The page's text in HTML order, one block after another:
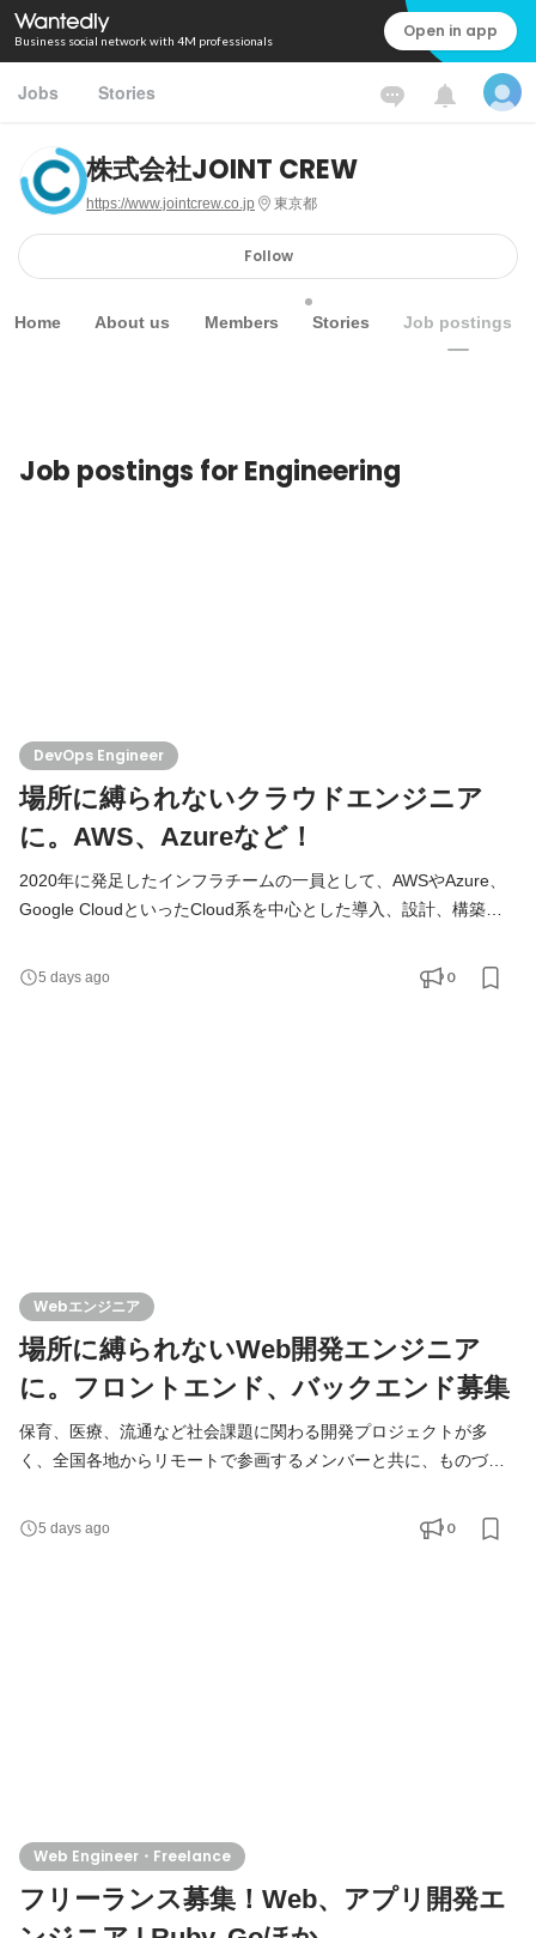
Business social network with 4M professionals Open in app
Jobs Stories
株式会社JOINT CREW
https://www.jointcrew.co.jp 東京都
Follow
Home About us Members Stories Job postings
Job postings for Engineering
DevOps Engineer
場所に縛られないクラウドエンジニア
に。AWS、Azureなど！
2020年に発足したインフラチームの一員として、AWSやAzure、
Google CloudといったCloud系を中心とした導入、設計、構築と
阪で勤務できる方 ■ プロジェクト事例 ◎ クラウド導入支援（イン
フラ領域） AWSを中心としたクラウド導入支援。 設計、構築、運
5 days ago 0
Webエンジニア
場所に縛られないWeb開発エンジニア
に。フロントエンド、バックエンド募集
保育、医療、流通など社会課題に関わる開発プロジェクトが多
く、全国各地からリモートで参画するメンバーと共に、ものづく
パッケージリニューアル 幼稚園・保育園向けICTパッケージの大
規模リニューアルプロジェクト。 立ち上げ初期から東西混成チー
5 days ago 0
Web Engineer・Freelance
フリーランス募集！Web、アプリ開発エ